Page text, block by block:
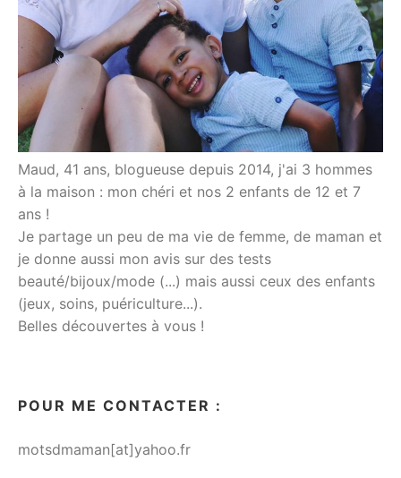
Maud, 41 ans, blogueuse depuis 2014, j'ai 3 hommes
à la maison : mon chéri et nos 2 enfants de 12 et 7
ans !
Je partage un peu de ma vie de femme, de maman et
je donne aussi mon avis sur des tests
beauté/bijoux/mode (...) mais aussi ceux des enfants
(jeux, soins, puériculture...).
Belles découvertes à vous !
POUR ME CONTACTER :
motsdmaman[at]yahoo.fr